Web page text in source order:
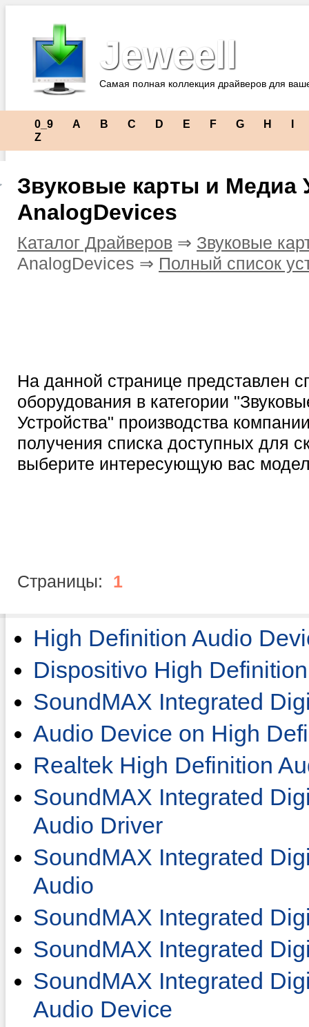
Jeweell
Самая полная коллекция драйверов для
0_9 A B C D E F G H
Z
Звуковые карты и Медиа
AnalogDevices
Каталог Драйверов ⇒ Звуковые
AnalogDevices ⇒ Полный список
На данной странице представлен
оборудования в категории
Устройства" производства
получения списка доступных для
выберите интересующую вас
Страницы: 1
High Definition Audio
Dispositivo High
SoundMAX Integrated
Audio Device on High
Realtek High Definition
SoundMAX Integrated
Audio Driver
SoundMAX Integrated
Audio
SoundMAX Integrated
SoundMAX Integrated
SoundMAX Integrated
Audio Device